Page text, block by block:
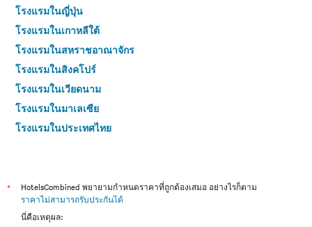
โรงแรมในญี่ปุ่น
โรงแรมในเกาหลีใต้
โรงแรมในสหราชอาณาจักร
โรงแรมในสิงคโปร์
โรงแรมในเวียดนาม
โรงแรมในมาเลเซีย
โรงแรมในประเทศไทย
*
HotelsCombined พยายามกำหนดราคาที่ถูกต้องเสมอ อย่างไรก็ตาม
ราคาไม่สามารถรับประกันได้
นี่คือเหตุผล: